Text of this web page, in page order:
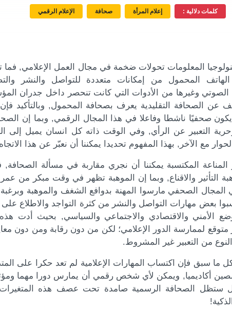
كلمات دلالية : إعلام المرأة صحافة الإعلام الرقمي
المعلومات تحولات ضخمة في مجال العمل الإعلامي,
المحمول من إمكانات متعددة للتواصل والنشر
الصوتي وغيرها من الأدوات التي كانت تنحصر داخل جدران
عن الصحافة التقليدية يعرف بصحافة المحمول, وبالتأكيد
صحفيًا ناشطا وفاعلا في هذا المجال الرقمي, وبما إن
التعبير عن الرأي, وفي الوقت ذاته كل انسان يميل إلى
مع الآخر, بهذا المفهوم تحديدا يمكننا أن نعبّر عن هذا
المكتسبة يمكننا أن نجري مقاربة في مسألة
التأثير والاقناع, وبما إن الموهبة تظهر في وقت مبكر من
المجال الصحفي مارسوا المهنة بدوافع الشغف والموهبة
بعض مهارات التواصل والنشر من كثرة التواجد والاطلاع
الأمني والاقتصادي والاجتماعي والسياسي, بحيث أدت
لممارسة الدور الإعلامي؛ لكن من دون رقابة ومن دون
من التعبير غير المشروط.
ما سبق فإن اكتساب المهارات الإعلامية لم تعد حكرا على
أكاديميا, ويمكن لأي شخص رقمي أن يمارس دورا مهما
ستظل الصحافة الرسمية صامدة تحت عصف هذه